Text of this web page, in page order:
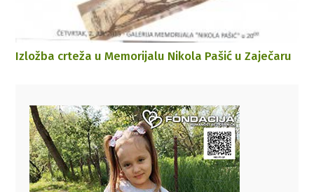
Izložba crteža u Memorijalu Nikola Pašić u Zaječaru